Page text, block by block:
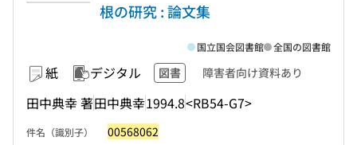
根の研究 : 論文集
紙 デジタル 図書 障害者向け資料あり
田中典幸 著田中典幸1994.8<RB54-G7>
国立国会図書館 全国の図書館
件名（識別子） 00568062